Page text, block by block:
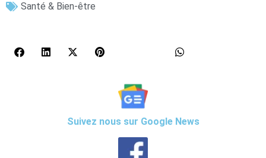
Santé & Bien-être
Suivez nous sur Google News